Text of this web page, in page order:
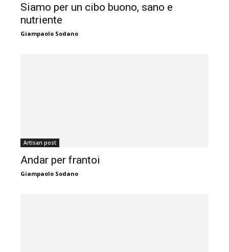
Siamo per un cibo buono, sano e
nutriente
Giampaolo Sodano
Artisan post
Andar per frantoi
Giampaolo Sodano